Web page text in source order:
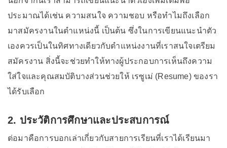
ประมาณได้เช่น ความสนใจ ความชอบ หรือทำไมถึงเลือก
มาสมัครงานในตำแหน่งนี้ เป็นต้น ซึ่งในการเขียนแนะนำตัว
เองควรเป็นในทิศทางเดียวกับตำแหน่งงานที่เราสนใจเตรียม
สมัครงาน สิ่งนี้จะช่วยทำให้ทางผู้ประกอบการเห็นถึงความ
ใส่ใจและคุณสมบัติบางส่วนช่วยให้ เรซูเม่ (Resume) ของรา
ได้รับเลือก
2. ประวัติการศึกษาและประสบการณ์
ต่อมาคือการบอกเล่าเกี่ยวกับสายการเรียนที่เราได้เรียนมา